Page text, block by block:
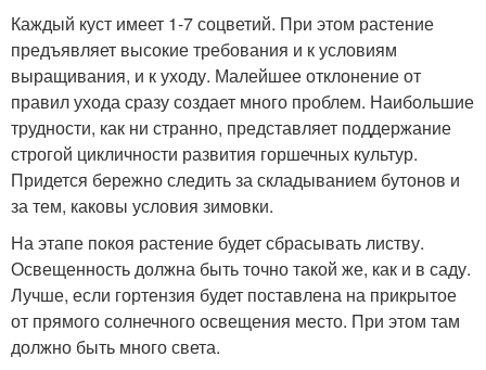
Каждый куст имеет 1-7 соцветий. При этом растение
предъявляет высокие требования и к условиям
выращивания, и к уходу. Малейшее отклонение от
правил ухода сразу создает много проблем. Наибольшие
трудности, как ни странно, представляет поддержание
строгой цикличности развития горшечных культур.
Придется бережно следить за складыванием бутонов и
за тем, каковы условия зимовки.
На этапе покоя растение будет сбрасывать листву.
Освещенность должна быть точно такой же, как и в саду.
Лучше, если гортензия будет поставлена на прикрытое
от прямого солнечного освещения место. При этом там
должно быть много света.